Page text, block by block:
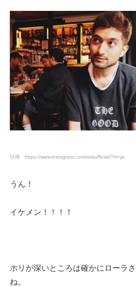
引用 https://www.instagram.com/rolaofficial/?hl=ja
うん！
イケメン！！！！
ホリが深いところは確かにローラ
ね。